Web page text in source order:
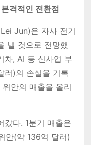
격적인 전환점
Jun)은 자사 전기
낼 것으로 전망했
차, AI 등 신사업 부
러)의 손실을 기록
안의 매출을 올리
갔다. 1분기 매출은
안(약 136억 달러)